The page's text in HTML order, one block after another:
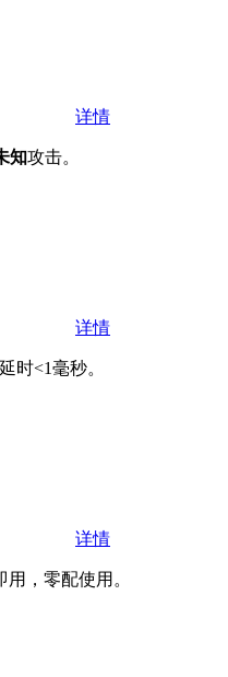
详情
知攻击。
详情
时<1毫秒。
详情
用，零配使用。